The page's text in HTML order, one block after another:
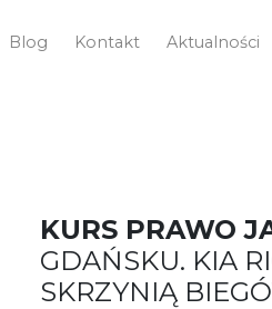
Blog Kontakt Aktualności
KURS PRAWO
GDAŃSKU. KIA
SKRZYNIĄ